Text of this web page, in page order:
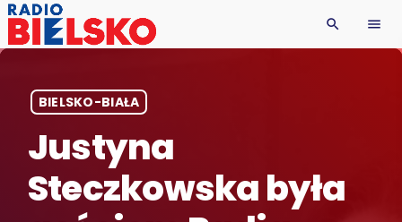
search menu
BIELSKO-BIAŁA
Justyna
Steczkowska była